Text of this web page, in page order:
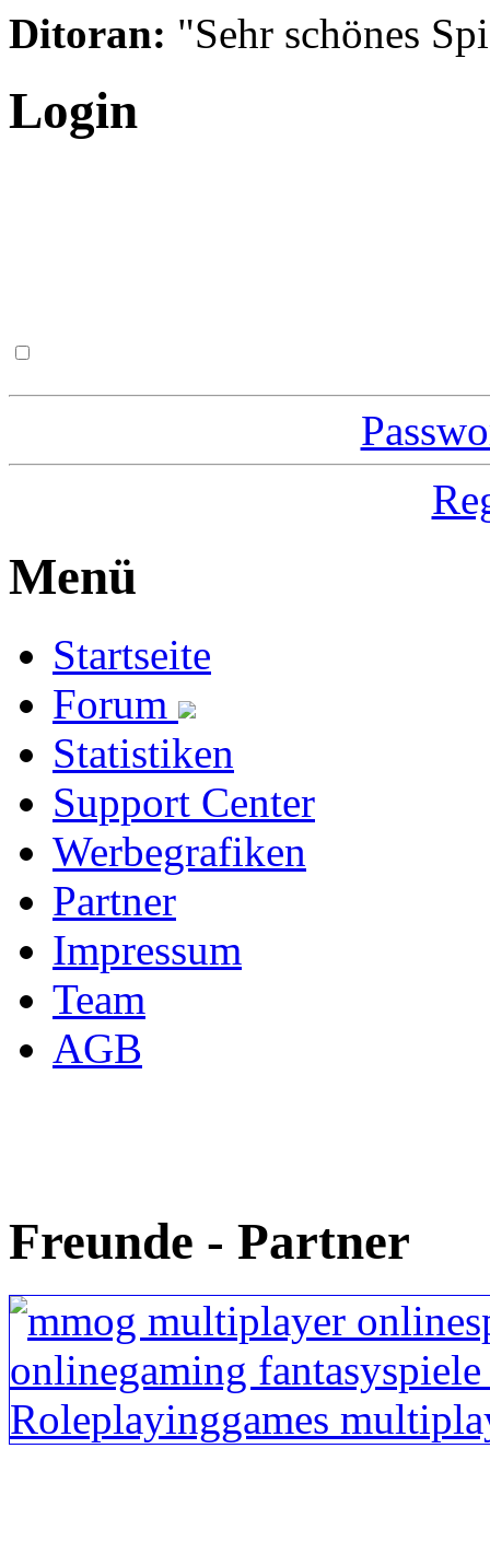
Ditoran: "Sehr schönes
Login
Menü
Startseite
Forum
Statistiken
Support Center
Werbegrafiken
Partner
Impressum
Team
AGB
Freunde - Partner